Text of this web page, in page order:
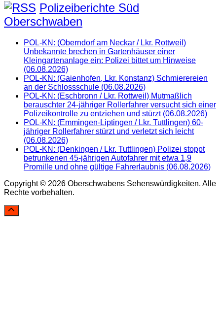
Polizeiberichte Süd
Oberschwaben
POL-KN: (Oberndorf am Neckar / Lkr. Rottweil)
Unbekannte brechen in Gartenhäuser einer
Kleingartenanlage ein: Polizei bittet um Hinweise
(06.08.2026)
POL-KN: (Gaienhofen, Lkr. Konstanz) Schmierereien
an der Schlossschule (06.08.2026)
POL-KN: (Eschbronn / Lkr. Rottweil) Mutmaßlich
berauschter 24-jähriger Rollerfahrer versucht sich einer
Polizeikontrolle zu entziehen und stürzt (06.08.2026)
POL-KN: (Emmingen-Liptingen / Lkr. Tuttlingen) 60-
jähriger Rollerfahrer stürzt und verletzt sich leicht
(06.08.2026)
POL-KN: (Denkingen / Lkr. Tuttlingen) Polizei stoppt
betrunkenen 45-jährigen Autofahrer mit etwa 1,9
Promille und ohne gültige Fahrerlaubnis (06.08.2026)
Copyright © 2026 Oberschwabens Sehenswürdigkeiten. Alle
Rechte vorbehalten.